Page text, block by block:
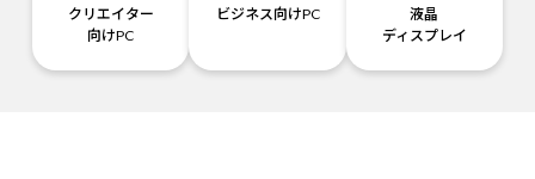
クリエイター
向けPC
ビジネス向けPC
液晶
ディスプレイ